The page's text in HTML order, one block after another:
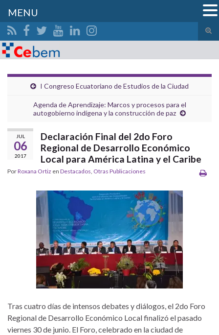
el
Search for:
I Congreso Ecuatoriano de Estudios de la Ciudad
Agenda de Aprendizaje: Marcos y procesos para el
autogobierno indígena y la construcción de paz
JUL
06
2017
Declaración Final del 2do Foro
Regional de Desarrollo Económico
Local para América Latina y el Caribe
PorRoxana Ortiz en Destacados, Otras Publicaciones
Tras cuatro días de intensos debates y diálogos, el 2do Foro
Regional de Desarrollo Económico Local finalizó el pasado
viernes 30 de junio. El Foro, celebrado en la ciudad de
MENU